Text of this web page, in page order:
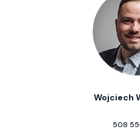
Wojciech
508